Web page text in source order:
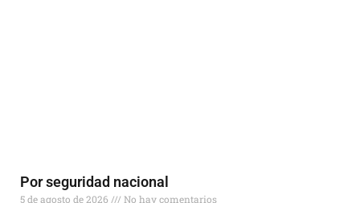
Por seguridad nacional
5 de agosto de 2026 No hay comentarios